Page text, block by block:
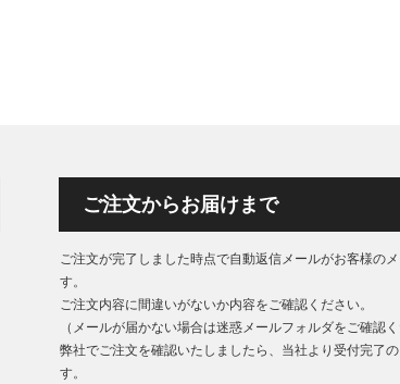
ご注文からお届けまで
ご注文が完了しました時点で自動返信メールがお客様の
す。
ご注文内容に間違いがないか内容をご確認ください。
（メールが届かない場合は迷惑メールフォルダをご確認く
弊社でご注文を確認いたしましたら、当社より受付完了
す。